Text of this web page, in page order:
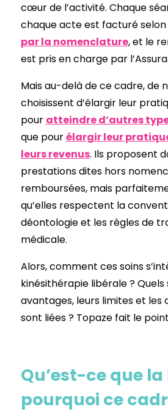
cœur de l’activité. Chaque
chaque acte est facturé selon
par la nomenclature, et le
est pris en charge par
Mais au-delà de ce cadre, de
choisissent d’élargir leur
pour atteindre d’autres
que pourélargir leur
leurs revenus. Ils proposent
prestations dites hors
remboursées, mais
qu’elles respectent la
déontologie et les règles de
médicale.
Alors, comment ces soins
kinésithérapie libérale ? Quels
avantages, leurs limites et les
sont liées ? Topaze fait le
Qu’est-ce que la
pourquoi ce